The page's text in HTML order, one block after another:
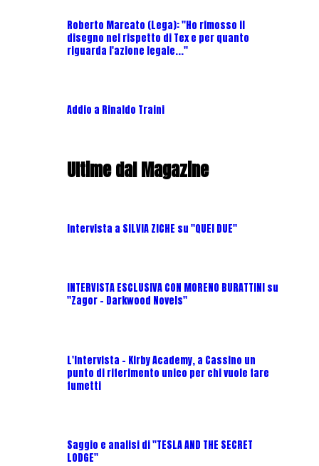
Roberto Marcato (Lega): "Ho rimosso il
disegno nel rispetto di Tex e per quanto
riguarda l'azione legale..."
Addio a Rinaldo Traini
Ultime dal Magazine
Intervista a SILVIA ZICHE su "QUEI DUE"
INTERVISTA ESCLUSIVA CON MORENO BURATTINI su
"Zagor - Darkwood Novels"
L'Intervista - Kirby Academy, a Cassino un
punto di riferimento unico per chi vuole fare
fumetti
Saggio e analisi di "TESLA AND THE SECRET
LODGE"